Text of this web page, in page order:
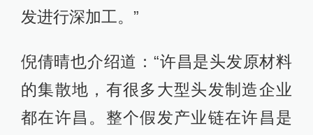
发进行深加工。”
倪倩晴也介绍道：“许昌是头发原材料
的集散地，有很多大型头发制造企业
都在许昌。整个假发产业链在许昌是